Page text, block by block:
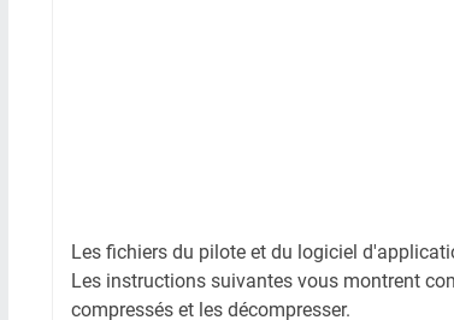
Les fichiers du pilote et du logiciel
Les instructions suivantes vous montrent
compressés et les décompresser.